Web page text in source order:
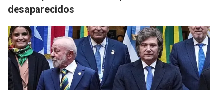
desaparecidos